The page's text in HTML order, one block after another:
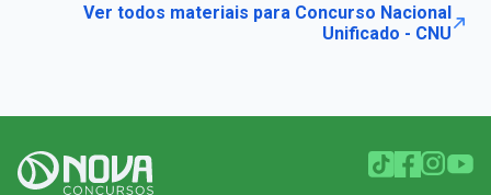
Ver todos materiais para Concurso Nacional
Unificado - CNU